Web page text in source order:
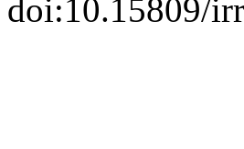
doi:10.15809/